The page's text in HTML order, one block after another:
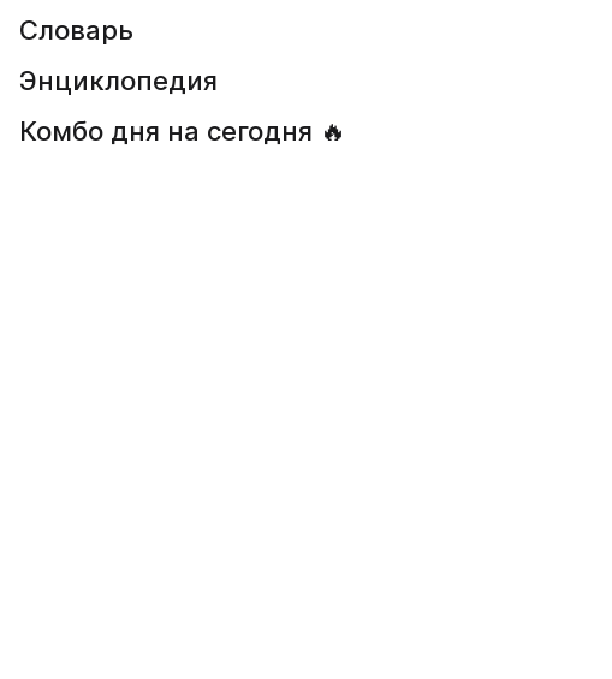
Словарь
Энциклопедия
Комбо дня на сегодня 🔥